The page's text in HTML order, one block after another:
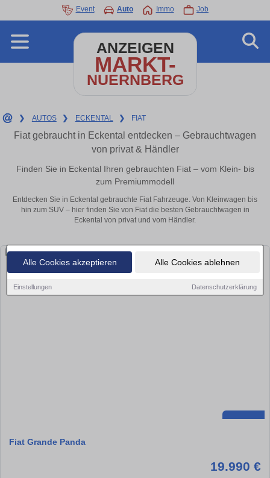
Alle Cookies akzeptieren Alle Cookies ablehnen
Einstellungen Datenschutzerklärung
Event Auto Immo Job
ANZEIGEN
MARKT-
NUERNBERG
❯ AUTOS ❯ ECKENTAL ❯ FIAT
Fiat gebraucht in Eckental entdecken – Gebrauchtwagen
von privat & Händler
Finden Sie in Eckental Ihren gebrauchten Fiat – vom Klein- bis
zum Premiummodell
Entdecken Sie in Eckental gebrauchte Fiat Fahrzeuge. Von Kleinwagen bis
hin zum SUV – hier finden Sie von Fiat die besten Gebrauchtwagen in
Eckental von privat und vom Händler.
Fiat Grande Panda
19.990 €